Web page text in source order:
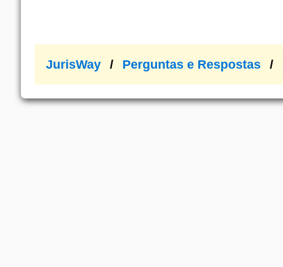
JurisWay Perguntas e Respostas